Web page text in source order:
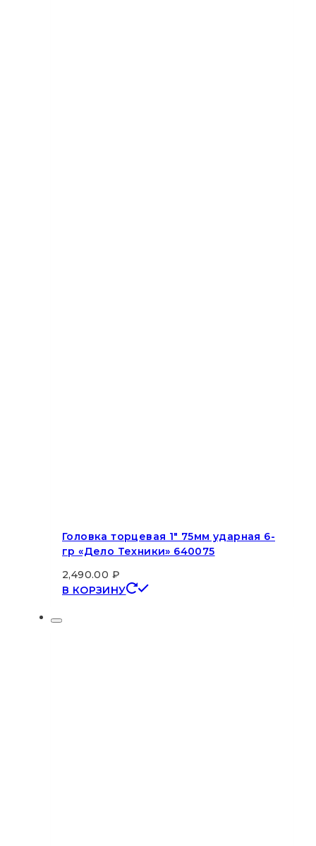
Головка торцевая 1″ 75мм ударная 6-
гр «Дело Техники» 640075
2,490.00 ₽
В КОРЗИНУ